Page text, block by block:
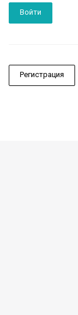
Регистрация